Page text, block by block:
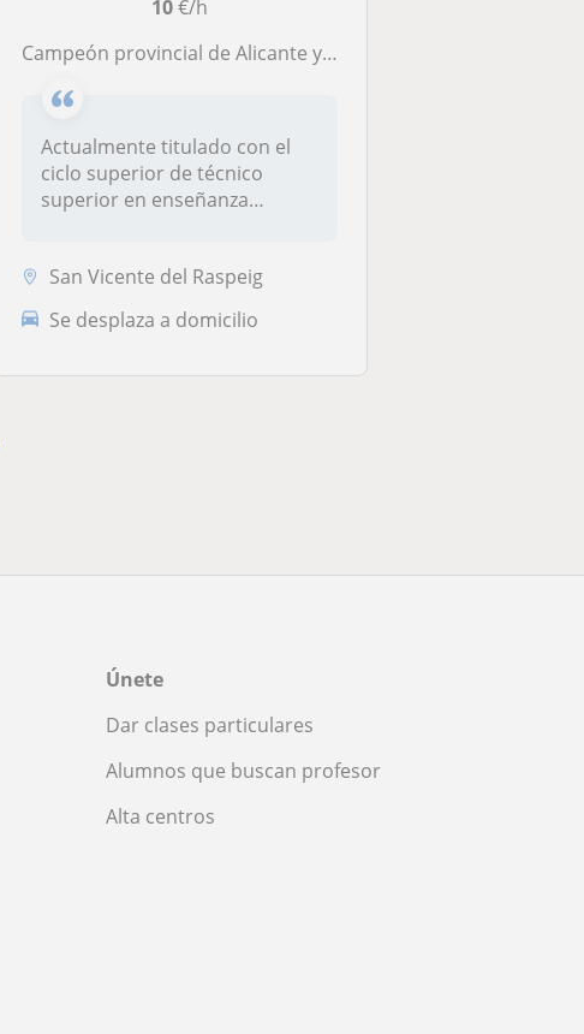
10€/h
Campeón provincial de Alicante y 3o de la comunidad, imparte clases vía online o presenciales de ajedrez
Actualmente titulado con el
ciclo superior de técnico
superior en enseñanza
San Vicente del Raspeig
Se desplaza a domicilio
Únete
Dar clases particulares
Alumnos que buscan profesor
Alta centros